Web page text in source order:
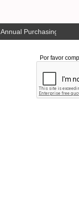
Annual Purchasing Plan
Por favor